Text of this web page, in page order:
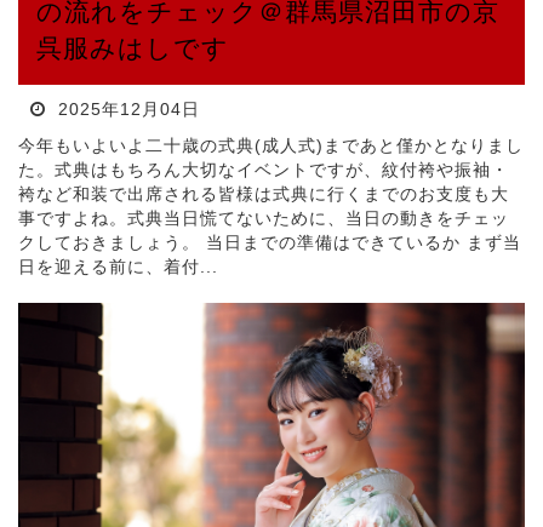
の流れをチェック＠群馬県沼田市の京
呉服みはしです
2025年12月04日
今年もいよいよ二十歳の式典(成人式)まであと僅かとなりまし
た。式典はもちろん大切なイベントですが、紋付袴や振袖・
袴など和装で出席される皆様は式典に行くまでのお支度も大
事ですよね。式典当日慌てないために、当日の動きをチェッ
クしておきましょう。 当日までの準備はできているか まず当
日を迎える前に、着付...